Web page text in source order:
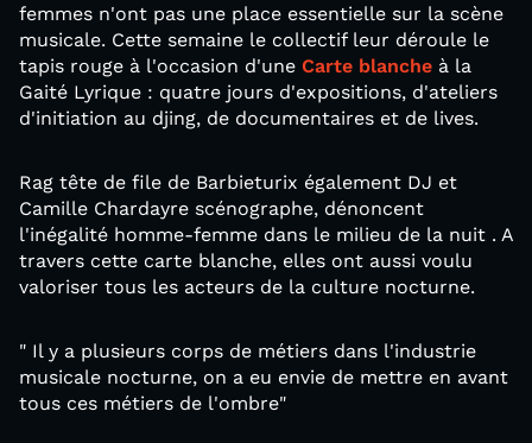
femmes n'ont pas une place essentielle sur la scène
musicale. Cette semaine le collectif leur déroule le
tapis rouge à l'occasion d'une Carte blanche à la
Gaité Lyrique : quatre jours d'expositions, d'ateliers
d'initiation au djing, de documentaires et de lives.
Rag tête de file de Barbieturix également DJ et
Camille Chardayre scénographe, dénoncent
l'inégalité homme-femme dans le milieu de la nuit . A
travers cette carte blanche, elles ont aussi voulu
valoriser tous les acteurs de la culture nocturne.
" Il y a plusieurs corps de métiers dans l'industrie
musicale nocturne, on a eu envie de mettre en avant
tous ces métiers de l'ombre"